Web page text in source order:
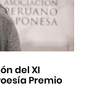
del XI
Premio